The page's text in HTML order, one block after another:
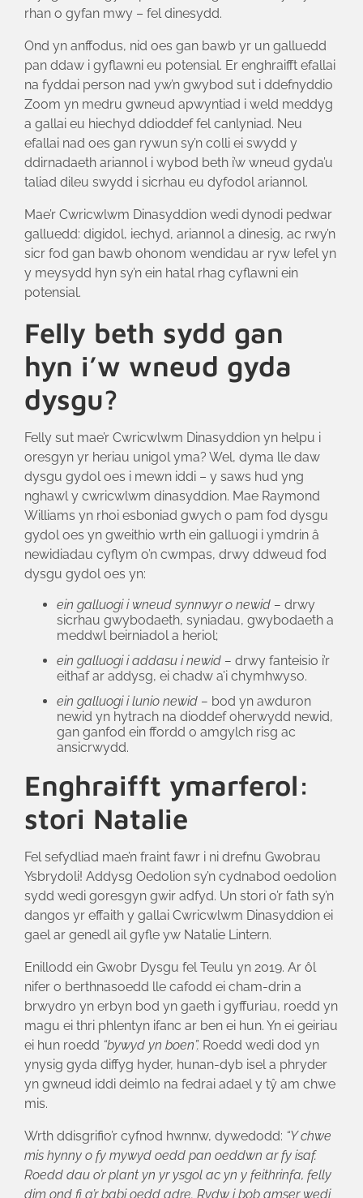
rhan o gyfan mwy – fel dinesydd.
Ond yn anffodus, nid oes gan bawb yr un galluedd
pan ddaw i gyflawni eu potensial. Er enghraifft efallai
na fyddai person nad yw’n gwybod sut i ddefnyddio
Zoom yn medru gwneud apwyntiad i weld meddyg
a gallai eu hiechyd ddioddef fel canlyniad. Neu
efallai nad oes gan rywun sy’n colli ei swydd y
ddirnadaeth ariannol i wybod beth i’w wneud gyda’u
taliad dileu swydd i sicrhau eu dyfodol ariannol.
Mae’r Cwricwlwm Dinasyddion wedi dynodi pedwar
galluedd: digidol, iechyd, ariannol a dinesig, ac rwy’n
sicr fod gan bawb ohonom wendidau ar ryw lefel yn
y meysydd hyn sy’n ein hatal rhag cyflawni ein
potensial.
Felly beth sydd gan
hyn i’w wneud gyda
dysgu?
Felly sut mae’r Cwricwlwm Dinasyddion yn helpu i
oresgyn yr heriau unigol yma? Wel, dyma lle daw
dysgu gydol oes i mewn iddi – y saws hud yng
nghawl y cwricwlwm dinasyddion. Mae Raymond
Williams yn rhoi esboniad gwych o pam fod dysgu
gydol oes yn gweithio wrth ein galluogi i ymdrin â
newidiadau cyflym o’n cwmpas, drwy ddweud fod
dysgu gydol oes yn:
ein galluogi i wneud synnwyr o newid – drwy
sicrhau gwybodaeth, syniadau, gwybodaeth a
meddwl beirniadol a heriol;
ein galluogi i addasu i newid – drwy fanteisio i’r
eithaf ar addysg, ei chadw a’i chymhwyso.
ein galluogi i lunio newid – bod yn awduron
newid yn hytrach na dioddef oherwydd newid,
gan ganfod ein ffordd o amgylch risg ac
ansicrwydd.
Enghraifft ymarferol:
stori Natalie
Fel sefydliad mae’n fraint fawr i ni drefnu Gwobrau
Ysbrydoli! Addysg Oedolion sy’n cydnabod oedolion
sydd wedi goresgyn gwir adfyd. Un stori o’r fath sy’n
dangos yr effaith y gallai Cwricwlwm Dinasyddion ei
gael ar genedl ail gyfle yw Natalie Lintern.
Enillodd ein Gwobr Dysgu fel Teulu yn 2019. Ar ôl
nifer o berthnasoedd lle cafodd ei cham-drin a
brwydro yn erbyn bod yn gaeth i gyffuriau, roedd yn
magu ei thri phlentyn ifanc ar ben ei hun. Yn ei geiriau
ei hun roedd “bywyd yn boen”. Roedd wedi dod yn
ynysig gyda diffyg hyder, hunan-dyb isel a phryder
yn gwneud iddi deimlo na fedrai adael y tŷ am chwe
mis.
Wrth ddisgrifio’r cyfnod hwnnw, dywedodd: “Y chwe
mis hynny o fy mywyd oedd pan oeddwn ar fy isaf.
Roedd dau o’r plant yn yr ysgol ac yn y feithrinfa, felly
dim ond fi a’r babi oedd adre. Rydw i bob amser wedi